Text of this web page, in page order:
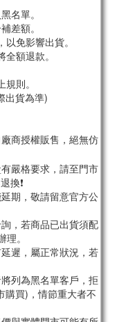
名單。
差額。
免影響出貨。
額退款。
則。
出貨為準)
商授權販售，絕無仿
嚴格要求，請至門市
換❗
期，敬請留意官方公
，若商品已出貨須配
。
遲，屬正常狀況，若
列為黑名單客戶，拒
購買)，情節重大者不